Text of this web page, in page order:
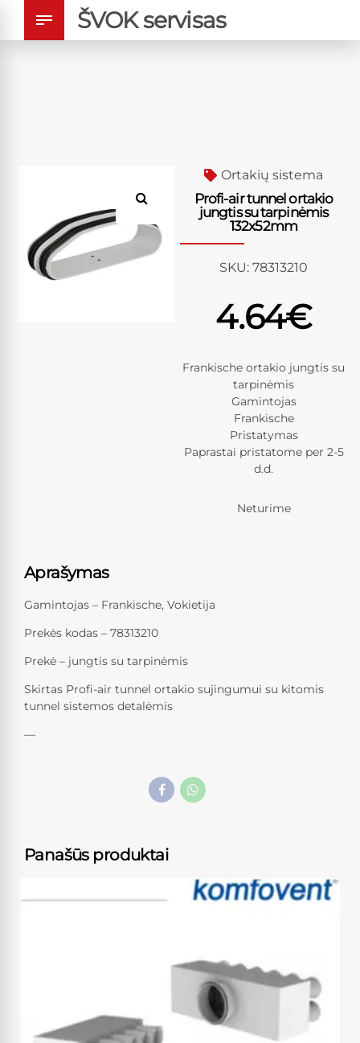
ŠVOK servisas
Ortakių sistema
Profi-air tunnel ortakio
jungtis su tarpinėmis
132x52mm
SKU: 78313210
4.64€
Frankische ortakio jungtis su
tarpinėmis
Gamintojas
Frankische
Pristatymas
Paprastai pristatome per 2-5
d.d.
Neturime
Aprašymas
Gamintojas – Frankische, Vokietija
Prekės kodas – 78313210
Prekė – jungtis su tarpinėmis
Skirtas Profi-air tunnel ortakio sujingumui su kitomis
tunnel sistemos detalėmis
—
Panašūs produktai